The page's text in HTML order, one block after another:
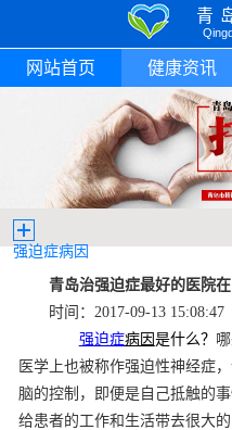
青
网站首页 健康资讯
强迫症病因
青岛治强迫症最好的医院
时间：2017-09-13 15:08:47
强迫症病因是什么？
医学上也被称作强迫性神经症
脑的控制，即便是自己抵触的
给患者的工作和生活带去很大